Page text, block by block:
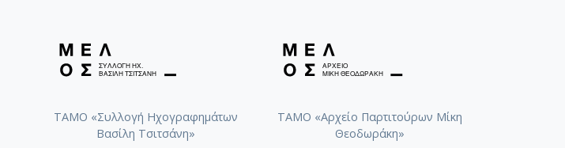
ΤΑΜΟ «Συλλογή Ηχογραφημάτων
Βασίλη Τσιτσάνη»
ΤΑΜΟ «Αρχείο Παρτιτούρων Μίκη
Θεοδωράκη»